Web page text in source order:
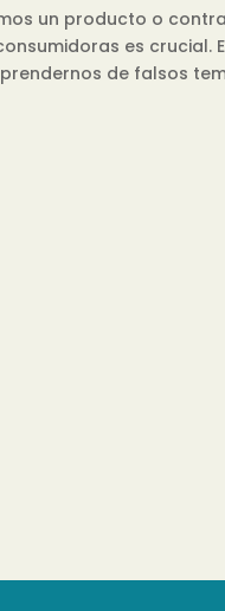
un producto o
es crucial.
de falsos